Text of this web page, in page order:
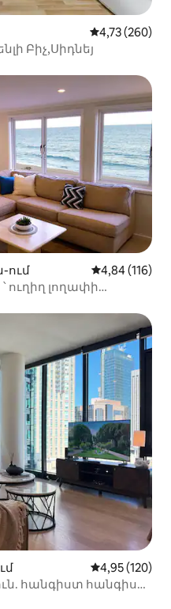
Միջին
4,73 (260)
Բիչ,Սիդնեյ
ում Միջին
4,84 (116)
ուղիղ լողափի
Միջին
4,95 (120)
հանգիստ հանգիստ